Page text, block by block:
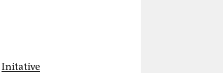
Initative